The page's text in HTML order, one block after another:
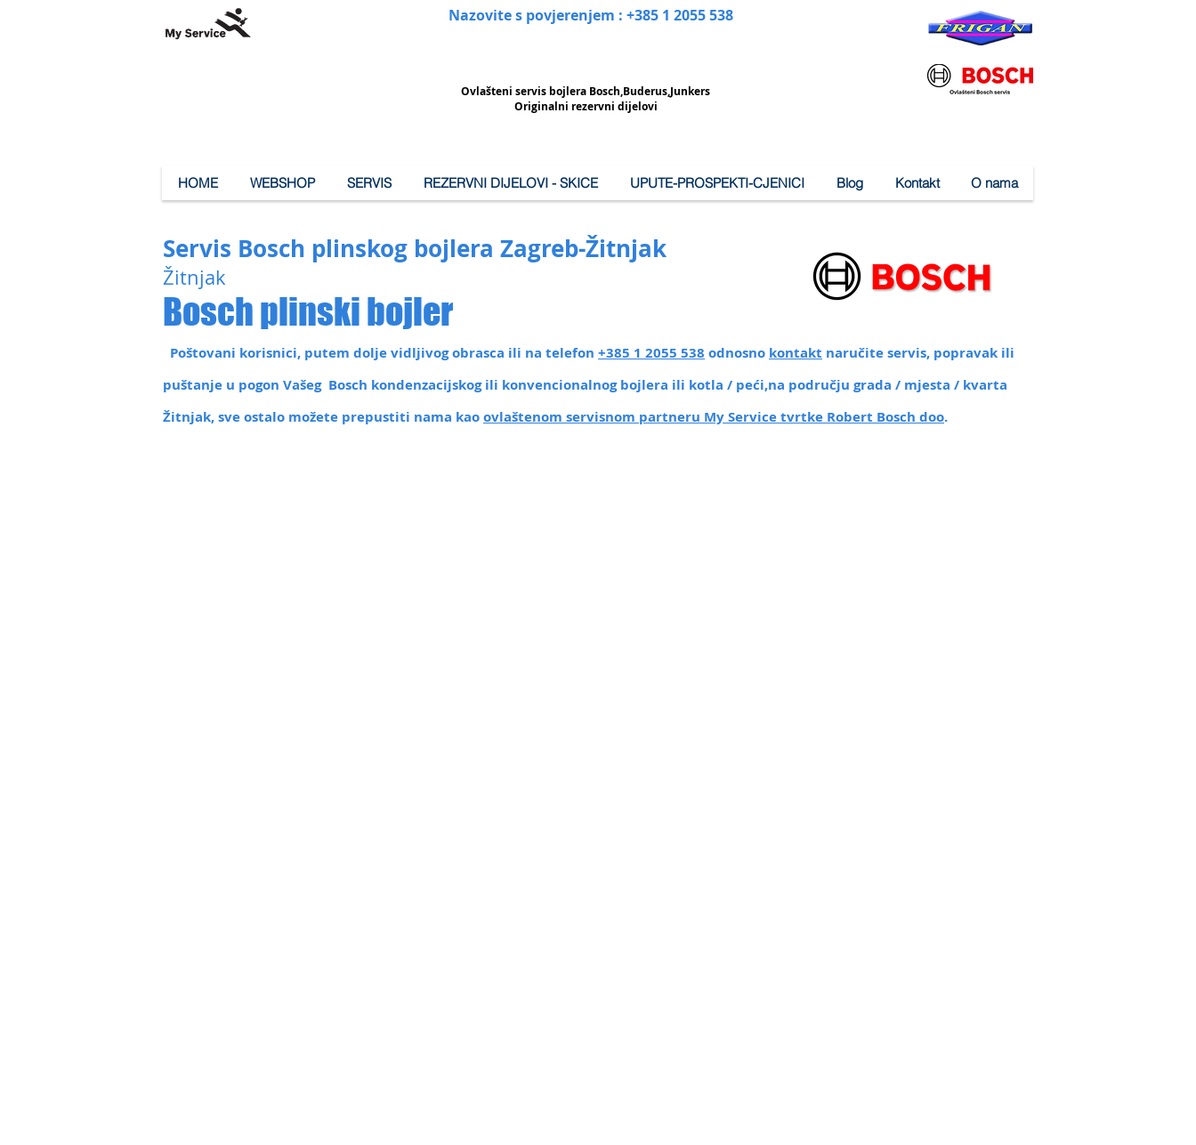
Nazovite s povjerenjem : +385 1 2055 538
Ovlašteni servis bojlera Bosch,Buderus,Junkers
Originalni rezervni dijelovi
HOME WEBSHOP SERVIS REZERVNI DIJELOVI - SKICE UPUTE-PROSPEKTI-CJENICI Blog Kontakt O nama
Servis Bosch plinskog bojlera Zagreb-Žitnjak
Žitnjak
Bosch plinski bojler
Poštovani korisnici, putem dolje vidljivog obrasca ili na telefon +385 1 2055 538 odnosno kontakt naručite servis, popravak ili
puštanje u pogon Vašeg Bosch kondenzacijskog ili konvencionalnog bojlera ili kotla / peći,na području grada / mjesta / kvarta
Žitnjak, sve ostalo možete prepustiti nama kaoovlaštenom servisnom partneru My Service tvrtke Robert Bosch doo.